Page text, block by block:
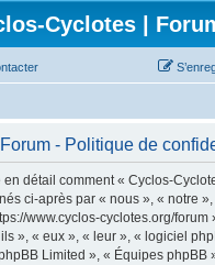
Cyclotes |
- Politique de
détail comment « Cyclos-
ci-après par « nous », « notre
www.cyclos-cyclotes.org/forum
», « eux », « leur », « logiciel
Limited », « Équipes phpBB